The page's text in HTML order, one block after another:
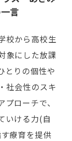
言
校から高校生
象にした放課
とりの個性や
社会性のスキ
ローチで、
いける力(自
療育を提供